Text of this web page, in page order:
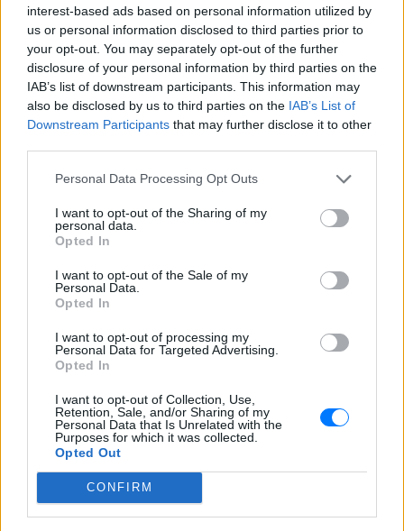
interest-based ads based on personal information utilized by
us or personal information disclosed to third parties prior to
your opt-out. You may separately opt-out of the further
disclosure of your personal information by third parties on the
IAB’s list of downstream participants. This information may
also be disclosed by us to third parties on the IAB’s List of
Downstream Participants that may further disclose it to other
Personal Data Processing Opt Outs
I want to opt-out of the Sharing of my
personal data.
Opted In
I want to opt-out of the Sale of my
Personal Data.
Opted In
I want to opt-out of processing my
Personal Data for Targeted Advertising.
Opted In
I want to opt-out of Collection, Use,
Retention, Sale, and/or Sharing of my
Personal Data that Is Unrelated with the
Purposes for which it was collected.
Opted Out
CONFIRM
ΔΙΑΦΗΜΙΣΗ
ΔΕΙΤΕ ΕΠΙΣΗΣ
ΣΤΗΝ ΙΔΙΑ ΚΑΤΗΓΟΡΙΑ